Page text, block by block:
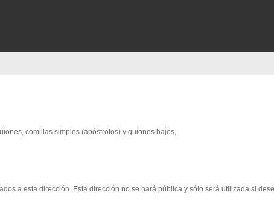
comillas simples (apóstrofos) y guiones bajos,
a esta dirección. Esta dirección no se hará pública y sólo será utilizada si